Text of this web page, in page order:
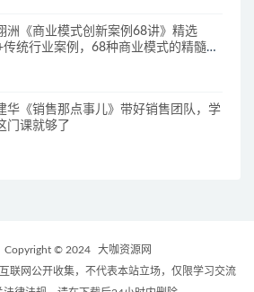
洲《商业模式创新案例68讲》精选
传统行业案例，68种商业模式的精髓与
华《销售那点事儿》带好销售团队，学
门课就够了
Copyright © 2024
大咖资源网
联网公开收集，不代表本站立场，仅限学习交流